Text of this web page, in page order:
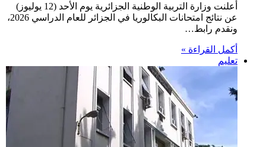
أعلنت وزارة التربية الوطنية الجزائرية يوم الأحد (12 يوليوز)
عن نتائج امتحانات البكالوريا في الجزائر للعام الدراسي 2026،
ونقدم رابط…
أكمل القراءة »
تعليم